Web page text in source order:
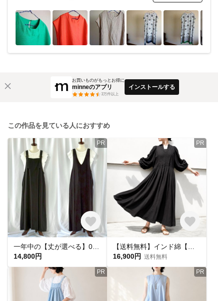
お買いものがもっとお得に
minneのアプリ
3万件以上
インストールする
この作品を見ている人におすすめ
PR
14,800円
PR
16,900円 送料無料
PR PR